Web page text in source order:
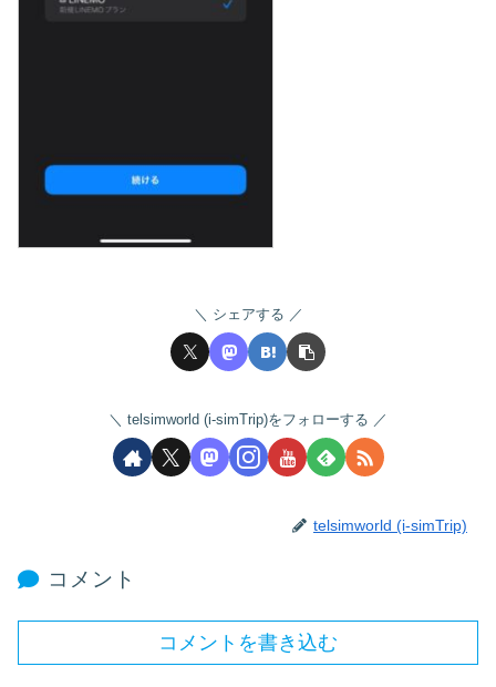
シェアする
telsimworld (i-simTrip)をフォローする
telsimworld (i-simTrip)
コメント
コメントを書き込む